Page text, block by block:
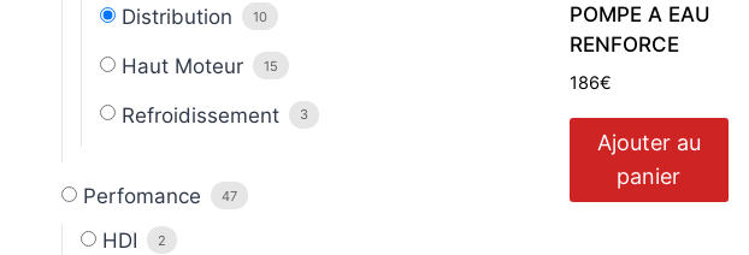
POMPE A EAU
RENFORCE
186€
Ajouter au
panier
Distribution 10
Haut Moteur 15
Refroidissement 3
Perfomance 47
HDI 2